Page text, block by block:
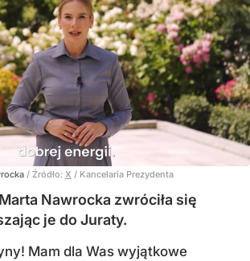
/ Źródło: X / Kancelaria Prezydenta
Nawrocka zwróciła się
je do Juraty.
Mam dla Was wyjątkowe